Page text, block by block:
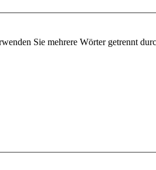
Sie mehrere Wörter getrennt